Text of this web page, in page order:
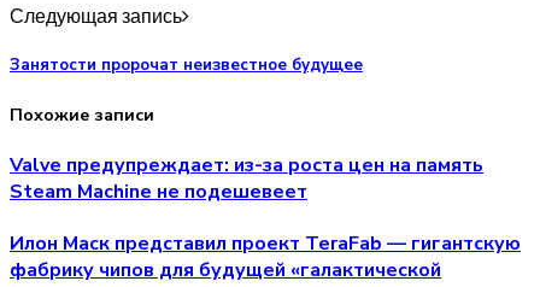
Следующая запись
Занятости пророчат неизвестное будущее
Похожие записи
Valve предупреждает: из-за роста цен на память
Steam Machine не подешевеет
Илон Маск представил проект TeraFab — гигантскую
фабрику чипов для будущей «галактической